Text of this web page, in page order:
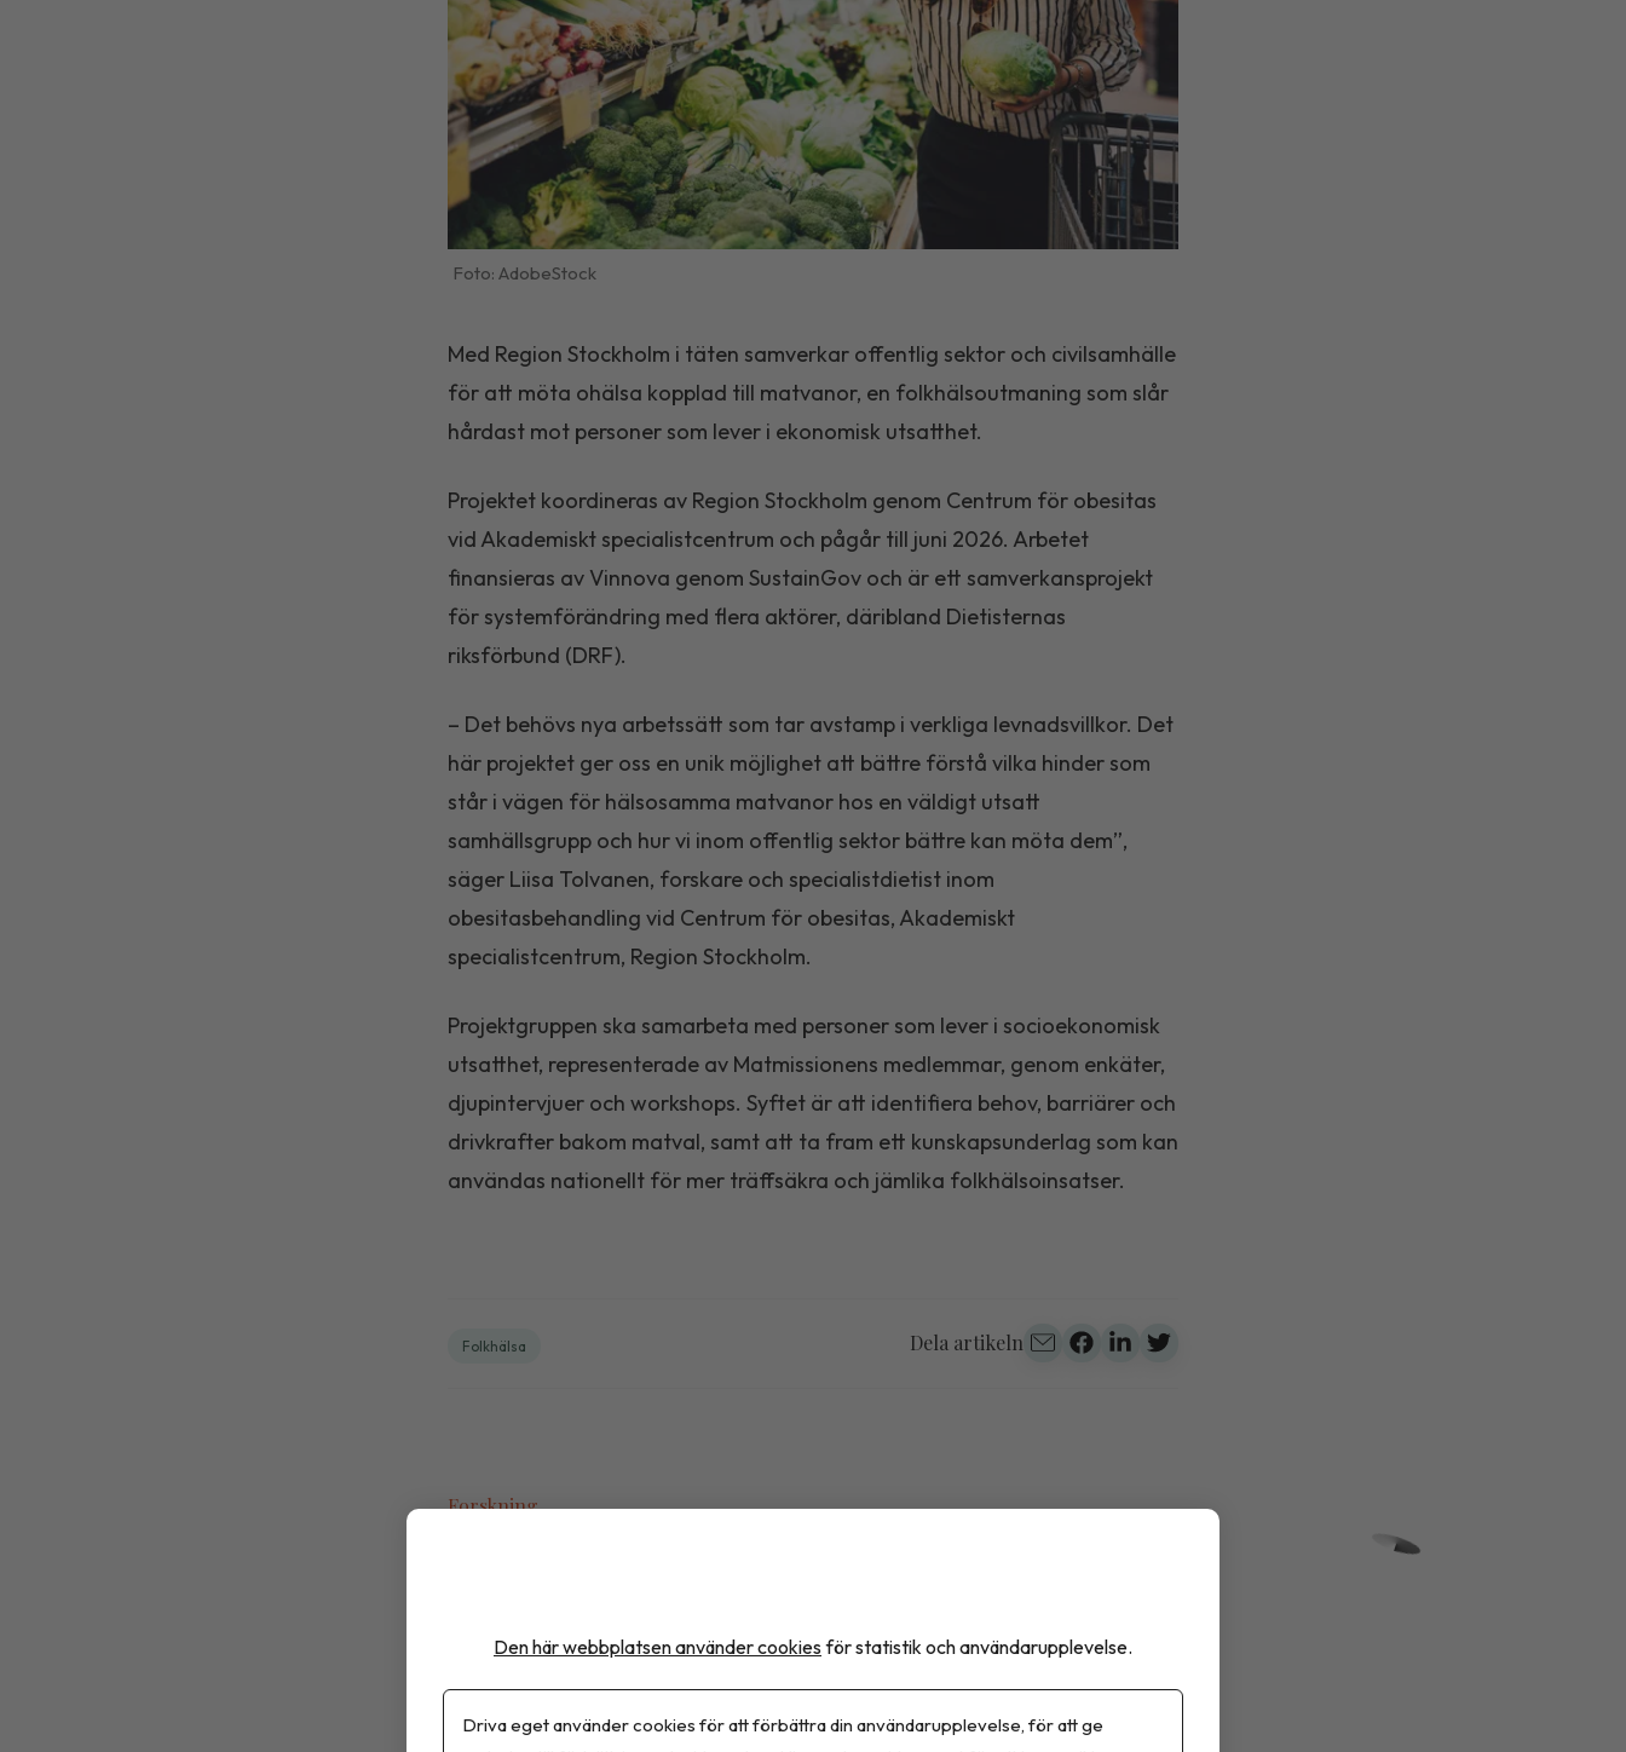
AdobeStock
Med Region Stockholm i täten samverkar offentlig sektor och civilsamhälle
för att möta ohälsa kopplad till matvanor, en folkhälsoutmaning som slår
hårdast mot personer som lever i ekonomisk utsatthet.
Projektet koordineras av Region Stockholm genom Centrum för obesitas
vid Akademiskt specialistcentrum och pågår till juni 2026. Arbetet
finansieras av Vinnova genom SustainGov och är ett samverkansprojekt
för systemförändring med flera aktörer, däribland Dietisternas
riksförbund (DRF).
– Det behövs nya arbetssätt som tar avstamp i verkliga levnadsvillkor. Det
här projektet ger oss en unik möjlighet att bättre förstå vilka hinder som
står i vägen för hälsosamma matvanor hos en väldigt utsatt
samhällsgrupp och hur vi inom offentlig sektor bättre kan möta dem”,
säger Liisa Tolvanen, forskare och specialistdietist inom
obesitasbehandling vid Centrum för obesitas, Akademiskt
specialistcentrum, Region Stockholm.
Projektgruppen ska samarbeta med personer som lever i socioekonomisk
utsatthet, representerade av Matmissionens medlemmar, genom enkäter,
djupintervjuer och workshops. Syftet är att identifiera behov, barriärer och
drivkrafter bakom matval, samt att ta fram ett kunskapsunderlag som kan
användas nationellt för mer träffsäkra och jämlika folkhälsoinsatser.
Folkhälsa Dela artikeln
Forskning
hos friska
En svensk narrativ översikt visar att det saknas vetenskapligt stöd för
Den här webbplatsen använder cookies för statistik och användarupplevelse.
Driva eget använder cookies för att förbättra din användarupplevelse, för att ge